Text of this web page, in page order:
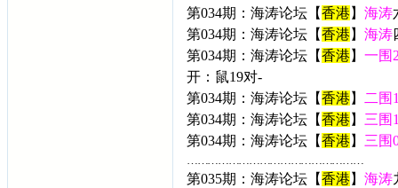
第034期：海涛论坛【香港 】 海涛
第034期：海涛论坛【香港 】 海涛
第034期：海涛论坛【香港 】 一围
开：鼠19对-
第034期：海涛论坛【香港 】
二围
第034期：海涛论坛【香港 】 三围
第034期：海涛论坛【香港 】 三围
……………………………………………
第035期：海涛论坛【香港 】 海涛